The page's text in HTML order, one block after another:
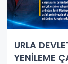
URLA
YENİLEME